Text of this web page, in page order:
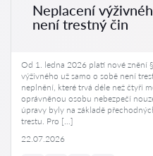
Neplacení
není trestný čin
Od 1. ledna 2026 platí nové znění
výživného už samo o sobě není
neplnění, které trvá déle než čtyři
oprávněnou osobu nebezpečí
úpravy byly na základě
trestu. Pro […]
22.07.2026